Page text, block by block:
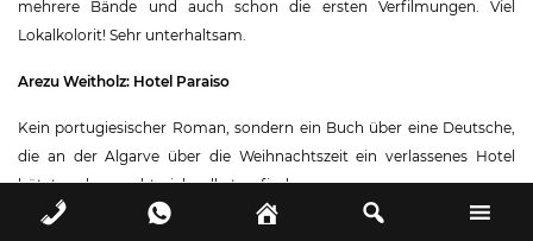
mehrere Bände und auch schon die ersten Verfilmungen. Viel
Lokalkolorit! Sehr unterhaltsam.
Arezu Weitholz: Hotel Paraiso
Kein portugiesischer Roman, sondern ein Buch über eine Deutsche,
die an der Algarve über die Weihnachtszeit ein verlassenes Hotel
hütet und versucht, sich selbst zu finden.
Damit Sie neben der passenden Lektüre auch das perfekte